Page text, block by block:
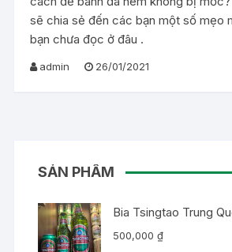
sẽ chia sẻ đến các bạn một số mẹo
bạn chưa đọc ở đâu .
admin 26/01/2021
SẢN PHẨM
Bia Tsingtao Trung
500,000₫